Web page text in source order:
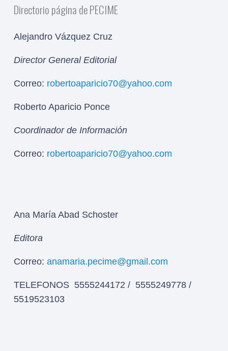
Directorio página de PECIME
Alejandro Vázquez Cruz
Director General Editorial
Correo: robertoaparicio70@yahoo.com
Roberto Aparicio Ponce
Coordinador de Información
Correo: robertoaparicio70@yahoo.com
Ana María Abad Schoster
Editora
Correo: anamaria.pecime@gmail.com
TELEFONOS 5555244172 / 5555249778 /
5519523103